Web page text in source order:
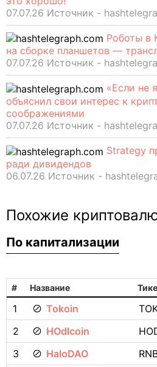
07.07.26 Источник -
Роботы в
на сборке планшетов —
07.07.26 Источник -
«Если не
объяснил свои интерес к
соображениями
07.07.26 Источник -
Strategy
ради дивидендов
06.07.26 Источник -
Похожие
По капитализации
# Название
1 Tokoin
2
HOdlcoin
3
HaloDAO